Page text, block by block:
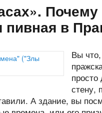
в
Вы
просто
стену,
А здание, вы